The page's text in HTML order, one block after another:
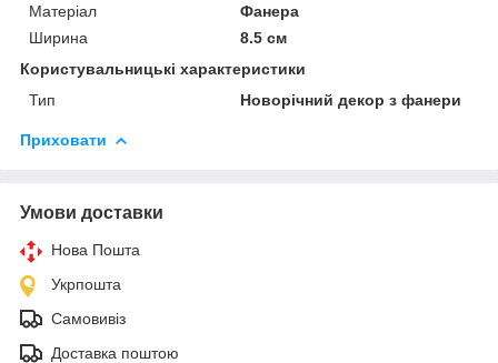
Матеріал
Фанера
Ширина
8.5 см
Користувальницькі характеристики
Тип
Новорічний декор з фанери
Приховати
Умови доставки
Нова Пошта
Укрпошта
Самовивіз
Доставка поштою